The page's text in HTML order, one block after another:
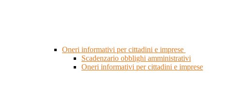
Oneri informativi per cittadini e imprese
Scadenzario obblighi amministrativi
Oneri informativi per cittadini e imprese